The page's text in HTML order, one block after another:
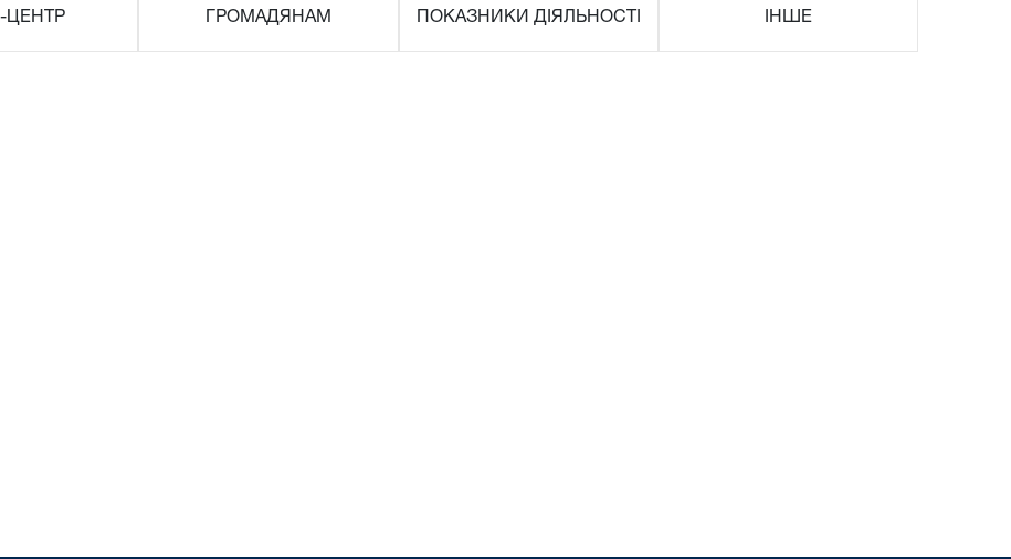
ЦЕНТР ГРОМАДЯНАМ ПОКАЗНИКИ ДІЯЛЬНОСТІ ІНШЕ